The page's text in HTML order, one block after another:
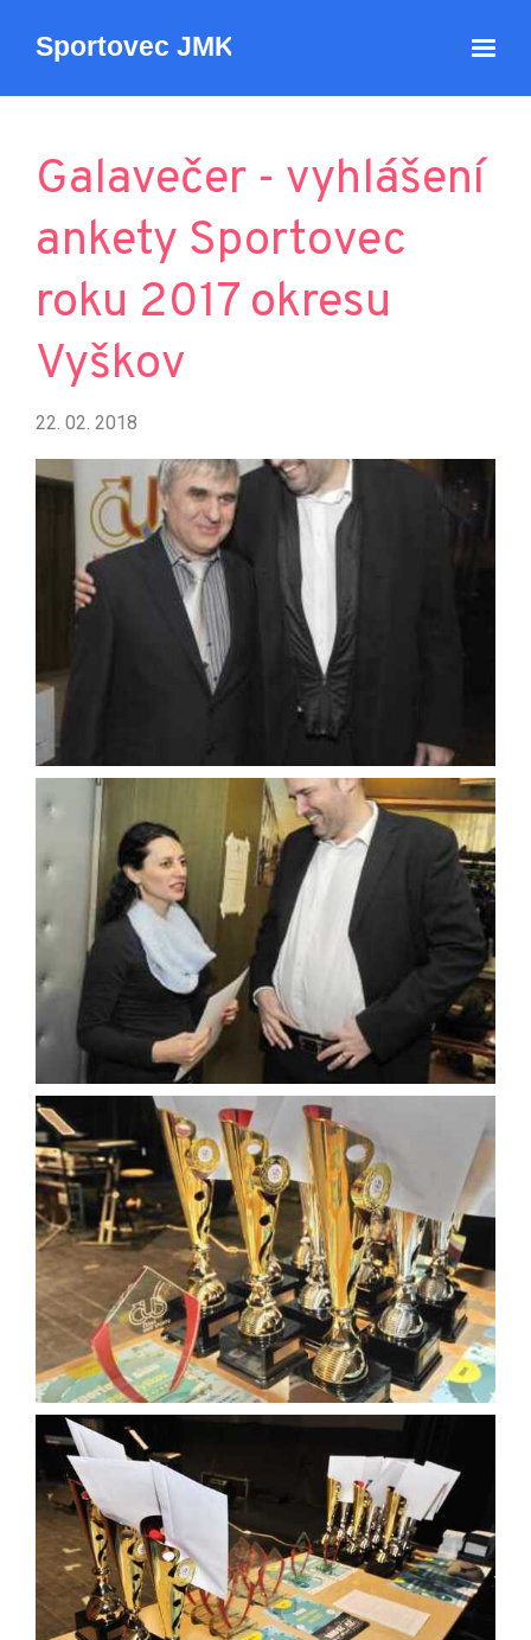
Galavečer - vyhlášení
ankety Sportovec
roku 2017 okresu
Vyškov
22. 02. 2018